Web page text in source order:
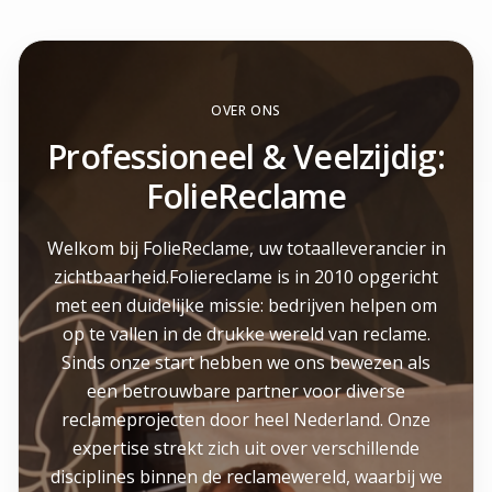
OVER ONS
Professioneel & Veelzijdig:
FolieReclame
Welkom bij FolieReclame, uw totaalleverancier in
zichtbaarheid.Foliereclame is in 2010 opgericht
met een duidelijke missie: bedrijven helpen om
op te vallen in de drukke wereld van reclame.
Sinds onze start hebben we ons bewezen als
een betrouwbare partner voor diverse
reclameprojecten door heel Nederland. Onze
expertise strekt zich uit over verschillende
disciplines binnen de reclamewereld, waarbij we